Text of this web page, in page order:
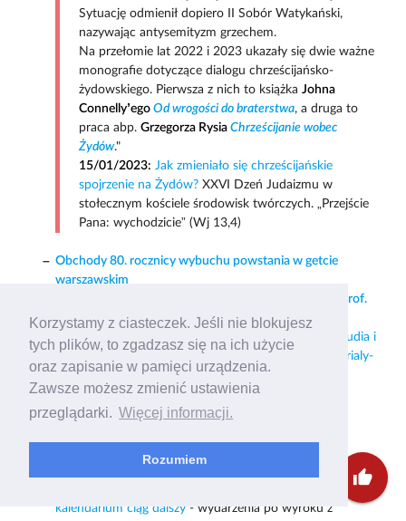
Korzystamy z ciasteczek. Jeśli nie blokujesz
tych plików, to zgadzasz się na ich użycie
oraz zapisanie w pamięci urządzenia.
Zawsze możesz zmienić ustawienia
przeglądarki. Więcej informacji.
Rozumiem
Sytuację odmienił dopiero II Sobór Watykański,
nazywając antysemityzm grzechem.
Na przełomie lat 2022 i 2023 ukazały się dwie ważne
monografie dotyczące dialogu chrześcijańsko-
żydowskiego. Pierwsza z nich to książka Johna
Connelly’ego Od wrogości do braterstwa, a druga to
praca abp. Grzegorza Rysia Chrześcijanie wobec
Żydów."
15/01/2023: Jak zmieniało się chrześcijańskie
spojrzenie na Żydów?XXVI Dzeń Judaizmu w
stołecznym kościele środowisk twórczych. „Przejście
Pana: wychodzicie” (Wj 13,4)
Obchody 80. rocznicy wybuchu powstania w getcie
warszawskim
Sprawa publicznych reakcji na wypowiedź medialną prof.
Barbary Engelking. Czytaj więcej:Proces przeciwko
redaktorom "Dalej jest noc" oraz [Zagłada Żydów. Studia i
Materiały](2022-12-25-zaglada-zydow-studia-i-materialy-
nr-18-r-2022) 09/02/2021
Praying Together in Jerusalem
Chrześcijanie i Żydzi wobec uchodźców
kalendarium ciąg dalszy- wydarzenia po wyroku z
thumb_up